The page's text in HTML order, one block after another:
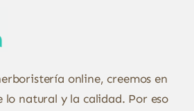
online, creemos en
lo natural y la calidad. Por eso